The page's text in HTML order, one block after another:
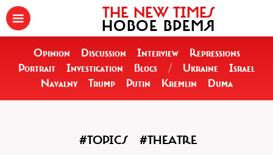
THE NEW TIMES
НОВОЕ ВРЕМЯ
Opinion Discussion Interview
Repressions
Portrait
Investigation Blogs / Ukraine
Israel
Navalny
Trump Putin Kremlin Duma
#TOPICS #THEATRE